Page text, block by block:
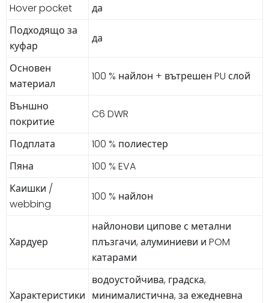
Hover pocket
да
Подходящо за
куфар
да
Основен
материал
100 % найлон + вътрешен PU слой
Външно
покритие
C6 DWR
Подплата
100 % полиестер
Пяна
100 % EVA
Каишки /
webbing
100 % найлон
Хардуер
найлонови ципове с метални
плъзгачи, алуминиеви и POM
катарами
Характеристики
водоустойчива, градска,
минималистична, за ежедневна